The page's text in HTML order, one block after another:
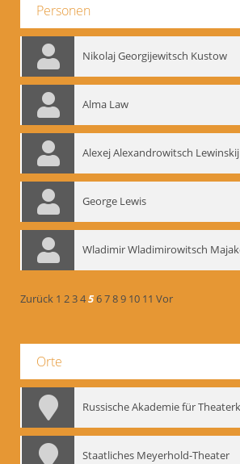
Personen
Nikolaj Georgijewitsch Kustow
Alma Law
Alexej Alexandrowitsch Lewinskij
George Lewis
Zurück 1 23456789 10 11 Vor
Orte
Staatliches Meyerhold-Theater